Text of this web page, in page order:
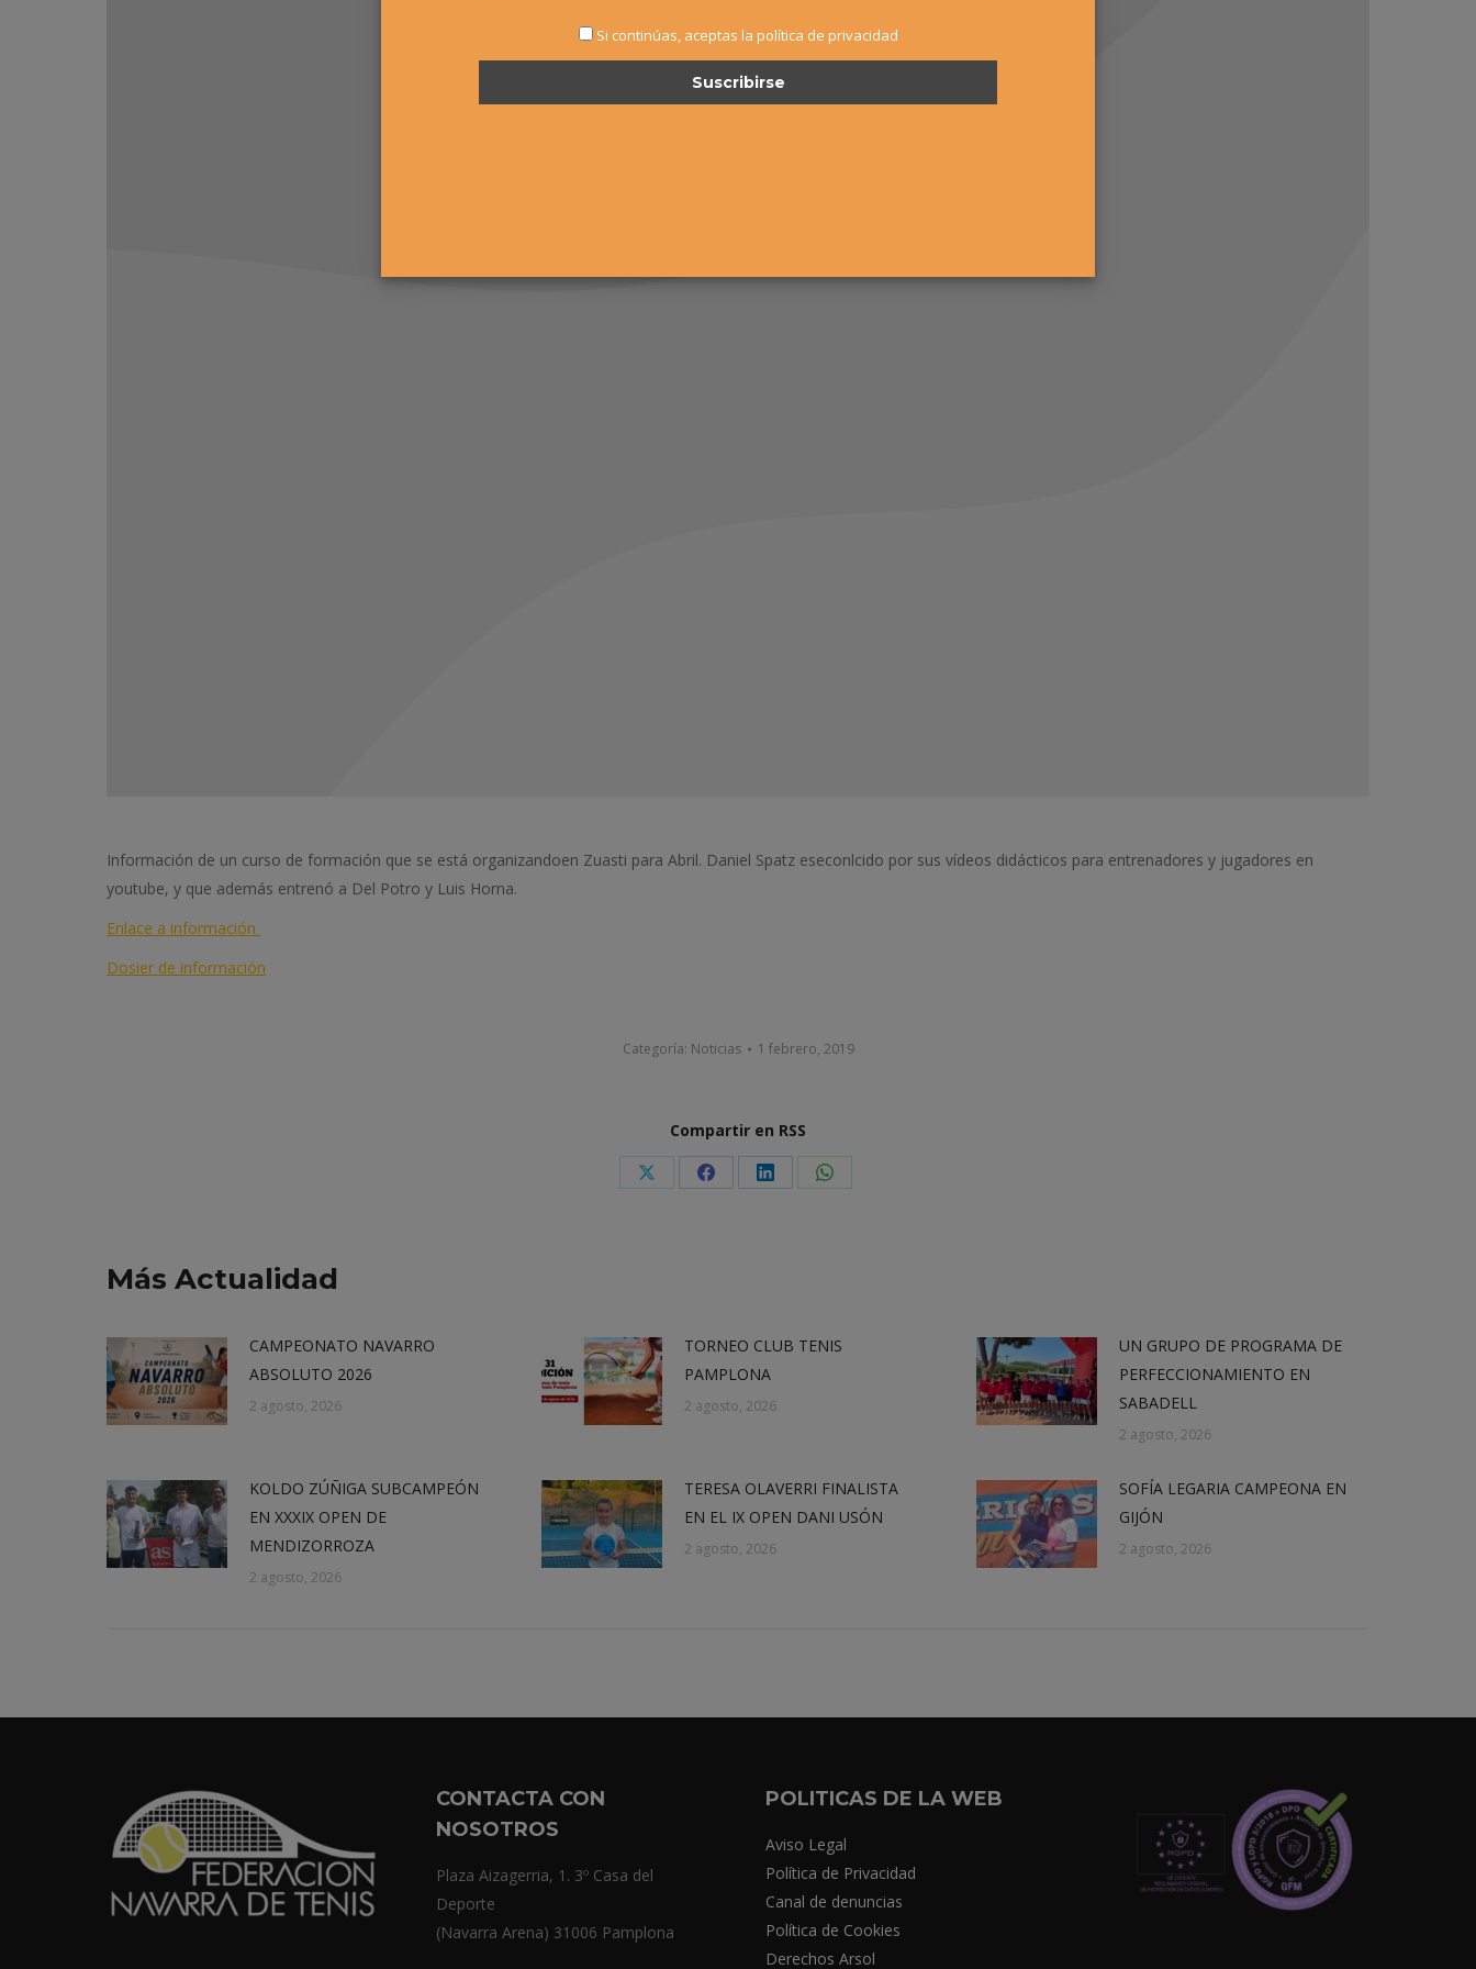
Información de un curso de formación que se está organizandoen Zuasti para Abril. Daniel Spatz eseconlcido por sus vídeos didácticos para entrenadores y jugadores en
youtube, y que además entrenó a Del Potro y Luis Horna.
Enlace a información
Dosier de información
Categoría: Noticias 1 febrero, 2019
Compartir en RSS
Share Share Share Share
Más Actualidad
CAMPEONATO NAVARRO
ABSOLUTO 2026
2 agosto, 2026
TORNEO CLUB TENIS
PAMPLONA
2 agosto, 2026
UN GRUPO DE PROGRAMA DE
PERFECCIONAMIENTO EN
SABADELL
2 agosto, 2026
KOLDO ZÚÑIGA SUBCAMPEÓN
EN XXXIX OPEN DE
MENDIZORROZA
2 agosto, 2026
TERESA OLAVERRI FINALISTA
EN EL IX OPEN DANI USÓN
2 agosto, 2026
SOFÍA LEGARIA CAMPEONA EN
GIJÓN
2 agosto, 2026
CONTACTA CON
NOSOTROS
Plaza Aizagerria, 1. 3º Casa del
Deporte
(Navarra Arena) 31006 Pamplona
POLITICAS DE LA WEB
Aviso Legal
Política de Privacidad
Canal de denuncias
Política de Cookies
Derechos Arsol
Si continúas, aceptas la política de privacidad